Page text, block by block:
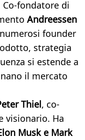
fondatore di
Andreessen
founder
strategia
si estende a
il mercato
Thiel, co-
visionario. Ha
Musk e Mark